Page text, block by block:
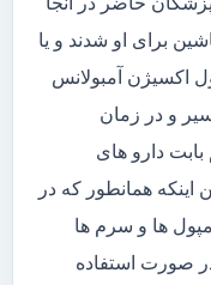
برای او شدند و یا
اکسیژن آمبولانس
و در زمان
دارو های
همانطور که در
ها و سرم ها
صورت استفاده